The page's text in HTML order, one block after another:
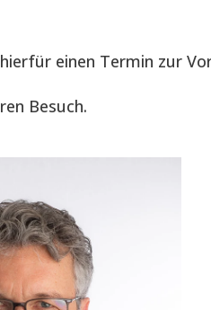
einen Termin zur
Besuch.